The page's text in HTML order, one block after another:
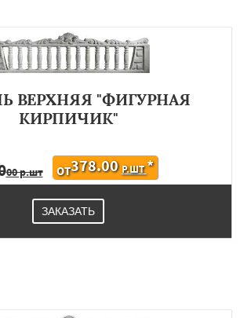
ВЕРХНЯЯ "ФИГУРНАЯ
КИРПИЧИК"
00 р.шт ОТ378.00 Р.ШТ*
ЗАКАЗАТЬ